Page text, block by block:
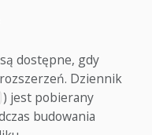
dostępne, gdy
Dziennik
) jest pobierany
budowania